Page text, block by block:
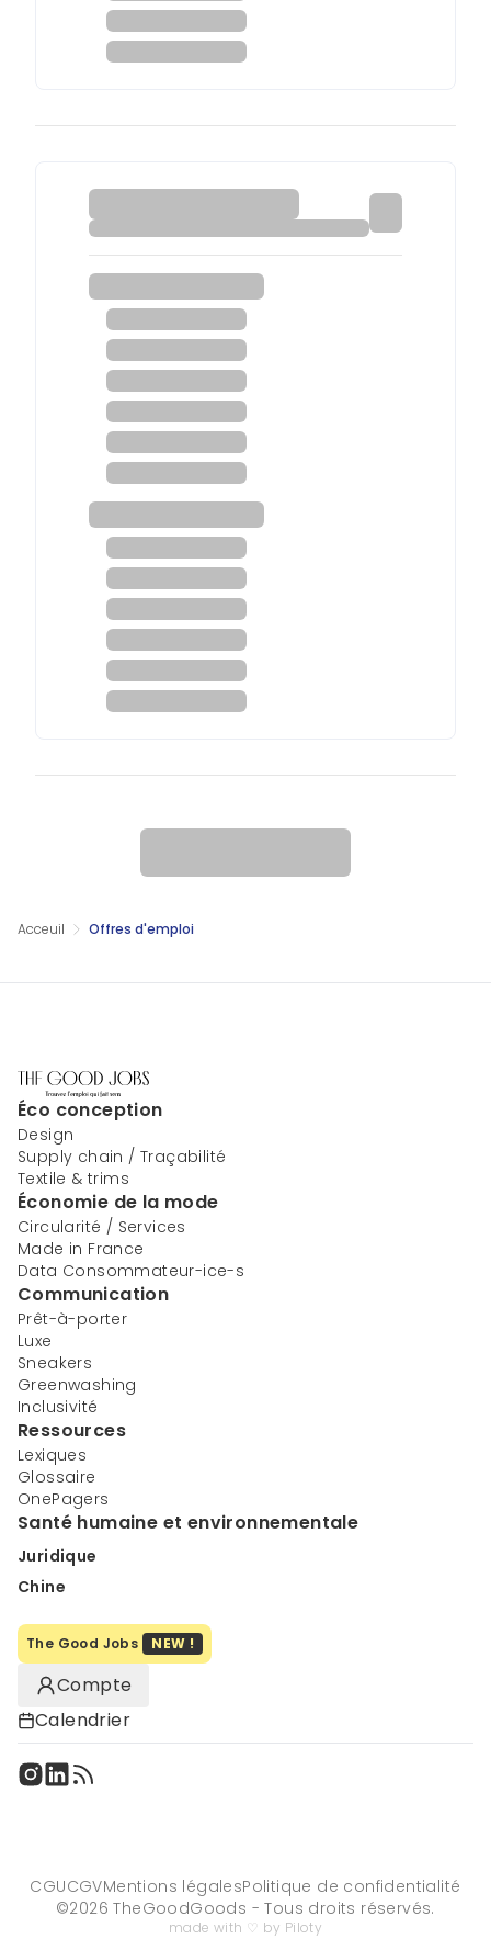
Acceuil Offres d'emploi
Éco conception
Design
Supply chain / Traçabilité
Textile & trims
Économie de la mode
Circularité / Services
Made in France
Data Consommateur-ice-s
Communication
Prêt-à-porter
Luxe
Sneakers
Greenwashing
Inclusivité
Ressources
Lexiques
Glossaire
OnePagers
Santé humaine et environnementale
Juridique
Chine
The Good Jobs NEW !
Compte
Calendrier
CGUCGVMentions légalesPolitique de confidentialité
©2026 TheGoodGoods - Tous droits réservés.
made with ♡ by Piloty